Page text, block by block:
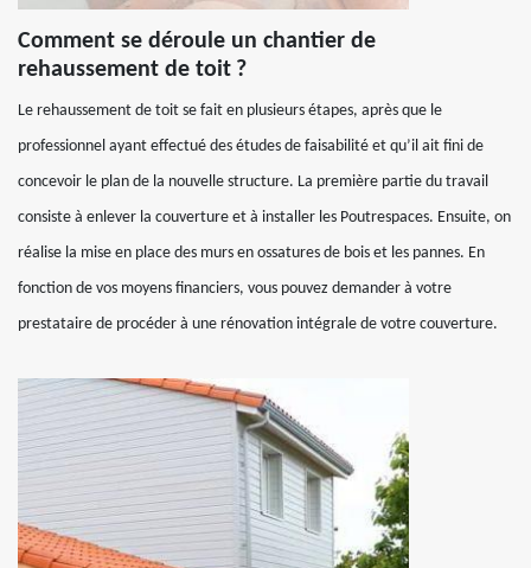
Comment se déroule un chantier de
rehaussement de toit ?
Le rehaussement de toit se fait en plusieurs étapes, après que le
professionnel ayant effectué des études de faisabilité et qu’il ait fini de
concevoir le plan de la nouvelle structure. La première partie du travail
consiste à enlever la couverture et à installer les Poutrespaces. Ensuite, on
réalise la mise en place des murs en ossatures de bois et les pannes. En
fonction de vos moyens financiers, vous pouvez demander à votre
prestataire de procéder à une rénovation intégrale de votre couverture.